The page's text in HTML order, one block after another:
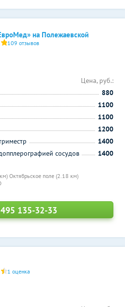
на Полежаевской
109 отзывов
Октябрьское поле (2.18 км)
Цена, руб.:
880
1100
1100
1200
1400
сосудов
1400
135-32-33
1 оценка